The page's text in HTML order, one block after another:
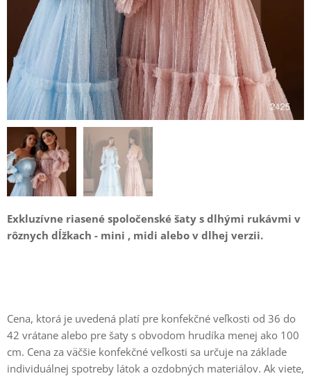
Exkluzívne riasené spoločenské šaty s dlhými rukávmi v
rôznych dĺžkach - mini , midi alebo v dlhej verzii.
Cena, ktorá je uvedená platí pre konfekčné veľkosti od 36 do
42 vrátane alebo pre šaty s obvodom hrudíka menej ako 100
cm. Cena za väčšie konfekčné veľkosti sa určuje na základe
individuálnej spotreby látok a ozdobných materiálov. Ak viete,